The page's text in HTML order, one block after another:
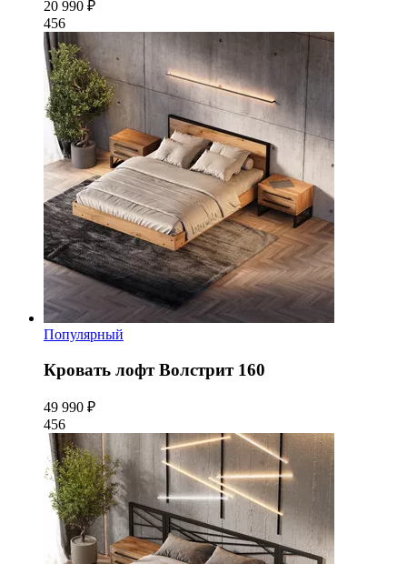
20 990 ₽
456
Популярный
Кровать лофт Волстрит 160
49 990 ₽
456